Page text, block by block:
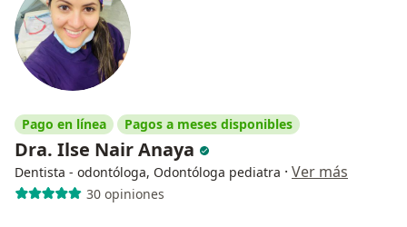
Pago en línea Pagos a meses disponibles
Dra. Ilse Nair Anaya
Dentista - odontóloga, Odontóloga pediatra · Ver más
30 opiniones